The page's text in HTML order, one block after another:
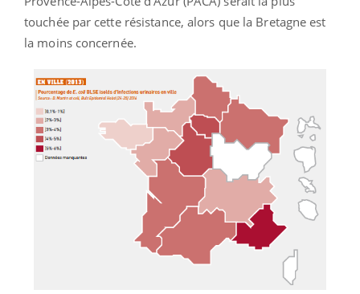
touchée par cette résistance, alors que la Bretagne est
la moins concernée.